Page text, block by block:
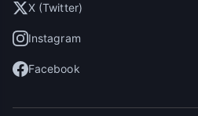
X (Twitter)
Instagram
Facebook